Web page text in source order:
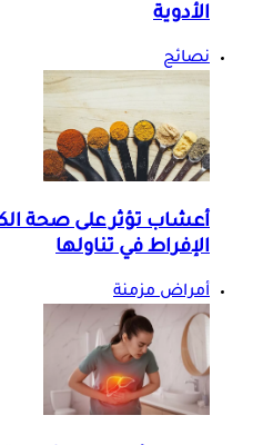
الأدوية
نصائح
أعشاب تؤثر على صحة
الإفراط في تناولها
أمراض مزمنة